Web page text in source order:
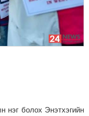
нэг болох Энэтхэгийн